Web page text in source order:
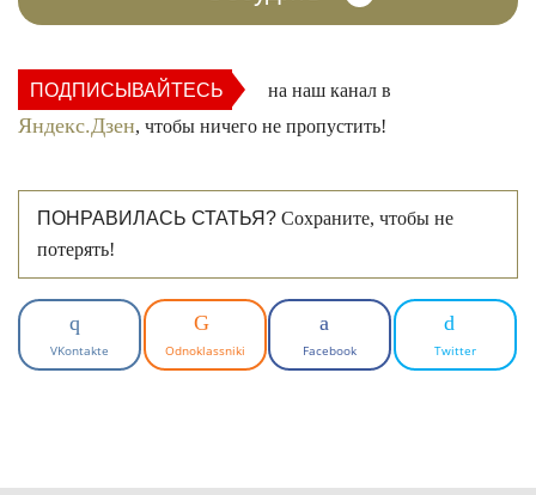
ПОДПИСЫВАЙТЕСЬ на наш канал в
Яндекс.Дзен, чтобы ничего не пропустить!
ПОНРАВИЛАСЬ СТАТЬЯ? Сохраните, чтобы не
потерять!
VKontakte Odnoklassniki Facebook Twitter